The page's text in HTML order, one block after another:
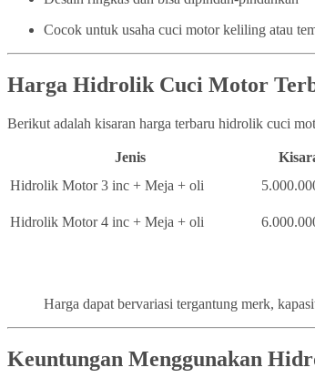
Cocok untuk usaha cuci motor keliling atau
Harga Hidrolik Cuci Motor
Berikut adalah kisaran harga terbaru hidrolik cuci
Jenis
Hidrolik Motor 3 inc + Meja + oli
Hidrolik Motor 4 inc + Meja + oli
Harga dapat bervariasi tergantung merk,
Keuntungan Menggunakan